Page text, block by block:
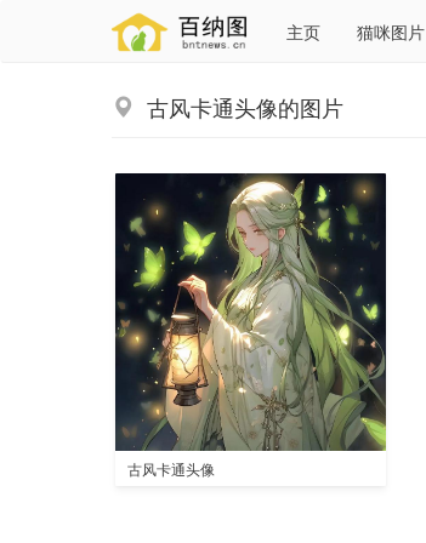
主页 猫咪图片
古风卡通头像的图片
古风卡通头像